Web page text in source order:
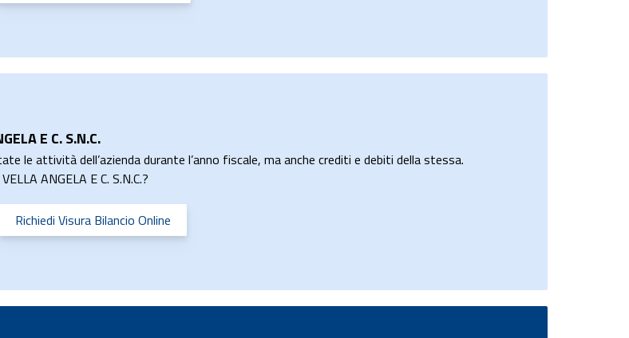
E C. S.N.C.
le attività dell’azienda durante l’anno fiscale, ma anche crediti e debiti della stessa.
ANGELA E C. S.N.C.?
Richiedi Visura Bilancio Online